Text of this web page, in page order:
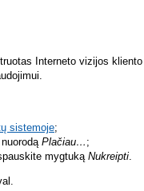
Interneto vizijos
sistemoje;
Plačiau… ;
mygtuką Nukreipti.